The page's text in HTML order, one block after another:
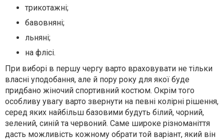
трикотажні;
бавовняні;
льняні;
на флісі.
При виборі в першу чергу варто враховувати не тільки
власні уподобання, але й пору року для якої буде
придбано жіночий спортивний костюм. Окрім того
особливу увагу варто звернути на певні колірні рішення,
серед яких найбільш базовими будуть білий, чорний,
зелений, синій та червоний. Саме широке різноманіття
дасть можливість кожному обрати той варіант, який він